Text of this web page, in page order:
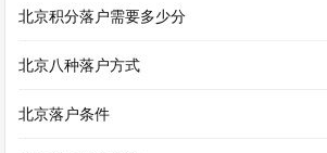
北京积分落户需要多少分
北京八种落户方式
北京落户条件